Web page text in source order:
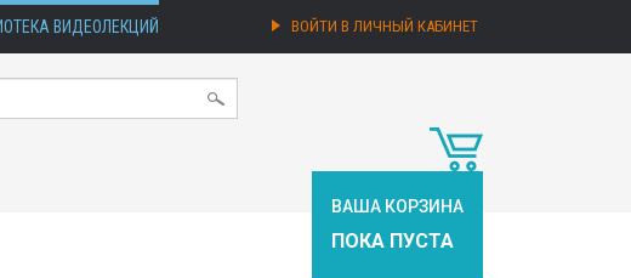
ВИДЕОЛЕКЦИЙ ВОЙТИ В ЛИЧНЫЙ КАБИНЕТ
ВАША КОРЗИНА
ПОКА ПУСТА